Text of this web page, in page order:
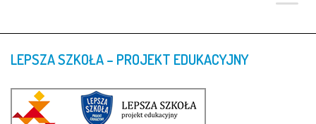
LEPSZASZKOŁA– PROJEKT EDUKACYJNY